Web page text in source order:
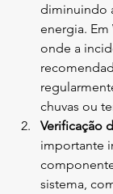
diminuindo
energia. Em
onde a
chuvas ou
Verificação
importante
sistema,